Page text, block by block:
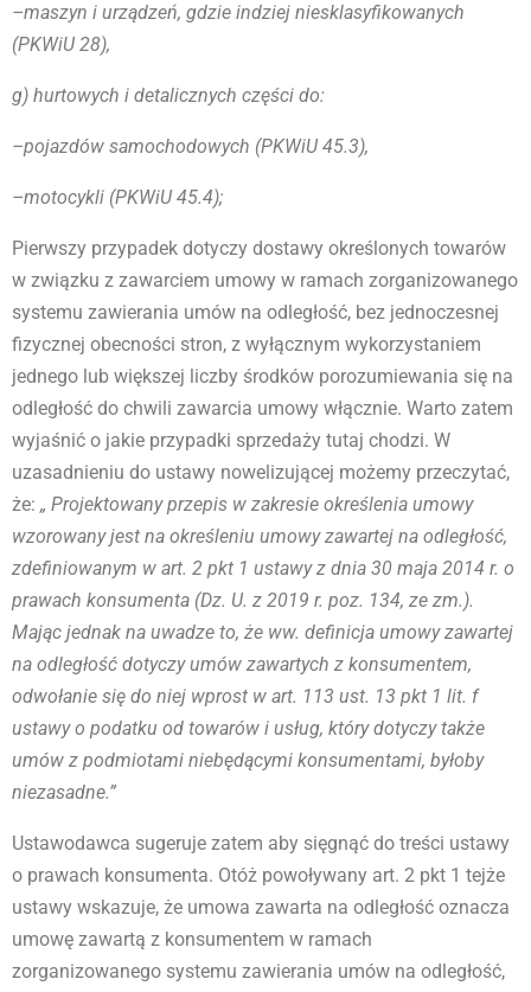
–maszyn i urządzeń, gdzie indziej niesklasyfikowanych
(PKWiU 28),
g) hurtowych i detalicznych części do:
–pojazdów samochodowych (PKWiU 45.3),
–motocykli (PKWiU 45.4);
Pierwszy przypadek dotyczy dostawy określonych towarów
w związku z zawarciem umowy w ramach zorganizowanego
systemu zawierania umów na odległość, bez jednoczesnej
fizycznej obecności stron, z wyłącznym wykorzystaniem
jednego lub większej liczby środków porozumiewania się na
odległość do chwili zawarcia umowy włącznie. Warto zatem
wyjaśnić o jakie przypadki sprzedaży tutaj chodzi. W
uzasadnieniu do ustawy nowelizującej możemy przeczytać,
że: „ Projektowany przepis w zakresie określenia umowy
wzorowany jest na określeniu umowy zawartej na odległość,
zdefiniowanym w art. 2 pkt 1 ustawy z dnia 30 maja 2014 r. o
prawach konsumenta (Dz. U. z 2019 r. poz. 134, ze zm.).
Mając jednak na uwadze to, że ww. definicja umowy zawartej
na odległość dotyczy umów zawartych z konsumentem,
odwołanie się do niej wprost w art. 113 ust. 13 pkt 1 lit. f
ustawy o podatku od towarów i usług, który dotyczy także
umów z podmiotami niebędącymi konsumentami, byłoby
niezasadne.”
Ustawodawca sugeruje zatem aby sięgnąć do treści ustawy
o prawach konsumenta. Otóż powoływany art. 2 pkt 1 tejże
ustawy wskazuje, że umowa zawarta na odległość oznacza
umowę zawartą z konsumentem w ramach
zorganizowanego systemu zawierania umów na odległość,